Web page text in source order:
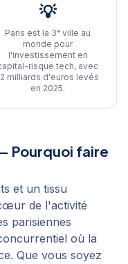
💡
Paris est la 3ᵉ ville au
monde pour
l'investissement en
risque tech, avec
milliards d'euros levés
en 2025.
Pourquoi faire
et un tissu
de l'activité
parisiennes
où la
Que vous soyez